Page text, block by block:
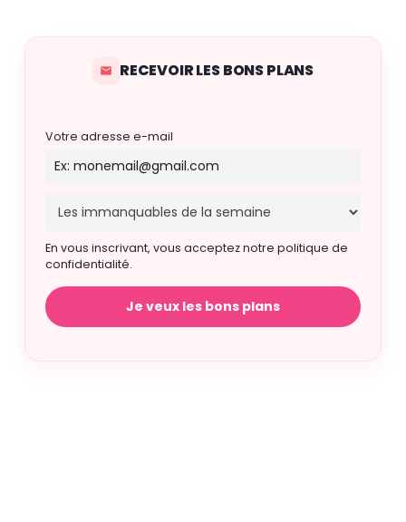
RECEVOIR LES BONS PLANS
Votre adresse e-mail
En vous inscrivant, vous acceptez notre politique de
confidentialité.